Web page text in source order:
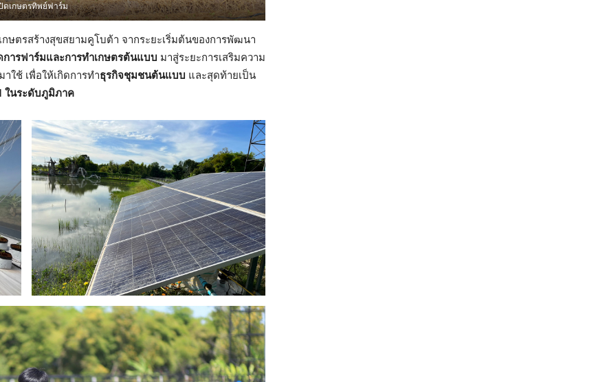
ดเกษตรทิพย์ฟาร์ม
ษตรสร้างสุขสยามคูโบต้า จากระยะเริ่มต้นของการพัฒนา
การฟาร์มและการทำเกษตรต้นแบบ มาสู่ระยะการเสริมความ
ใช้ เพื่อให้เกิดการทำธุรกิจชุมชนต้นแบบ และสุดท้ายเป็น
ในระดับภูมิภาค